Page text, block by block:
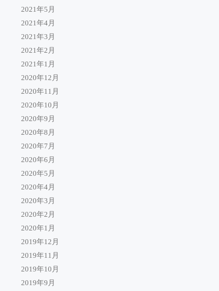
2021年5月
2021年4月
2021年3月
2021年2月
2021年1月
2020年12月
2020年11月
2020年10月
2020年9月
2020年8月
2020年7月
2020年6月
2020年5月
2020年4月
2020年3月
2020年2月
2020年1月
2019年12月
2019年11月
2019年10月
2019年9月